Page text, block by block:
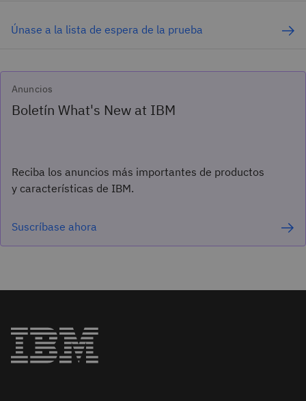
Únase a la lista de espera de la prueba
Anuncios
Boletín What's New at IBM
Reciba los anuncios más importantes de productos
y características de IBM.
Suscríbase ahora